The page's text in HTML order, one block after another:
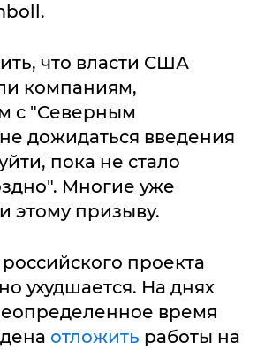
что власти США
компаниям,
с "Северным
дожидаться введения
пока не стало
Многие уже
этому призыву.
проекта
ухудшается. На днях
время
отложить работы на